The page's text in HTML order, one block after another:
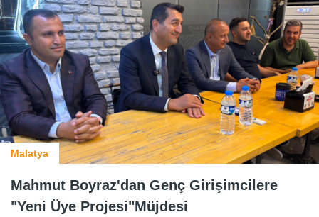
Malatya
Mahmut Boyraz'dan Genç Girişimcilere
"Yeni Üye Projesi"Müjdesi